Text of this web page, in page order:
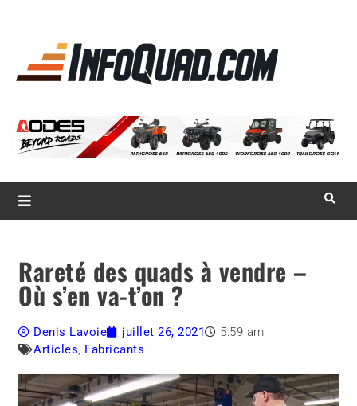
Magazine InfoQuad.com
Rareté des quads à vendre –
Où s’en va-t’on ?
Denis Lavoie juillet 26, 2021
5:59 am
Articles, Fabricants